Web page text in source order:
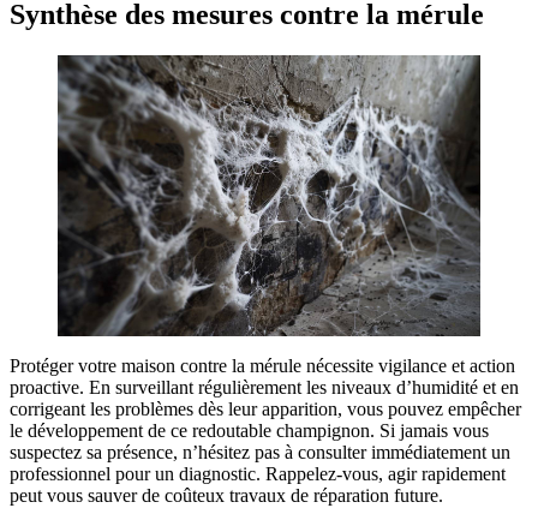
Synthèse des mesures contre la mérule
Protéger votre maison contre la mérule nécessite vigilance et action
proactive. En surveillant régulièrement les niveaux d’humidité et en
corrigeant les problèmes dès leur apparition, vous pouvez empêcher
le développement de ce redoutable champignon. Si jamais vous
suspectez sa présence, n’hésitez pas à consulter immédiatement un
professionnel pour un diagnostic. Rappelez-vous, agir rapidement
peut vous sauver de coûteux travaux de réparation future.